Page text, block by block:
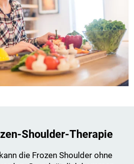
Shoulder-Therapie
die Frozen Shoulder ohne